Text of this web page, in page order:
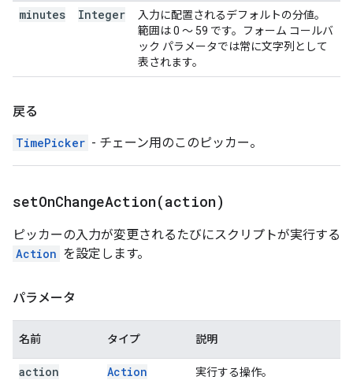
minutes Integer
入力に配置されるデフォルトの分値。
範囲は 0 ～ 59 です。フォーム コールバ
ック パラメータでは常に文字列として
表されます。
戻る
TimePicker - チェーン用のこのピッカー。
setOnChangeAction(action)
ピッカーの入力が変更されるたびにスクリプトが実行する
Action を設定します。
パラメータ
名前 タイプ 説明
action Action 実行する操作。